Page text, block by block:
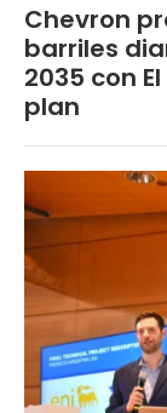
Chevron
barriles
2035 con
plan